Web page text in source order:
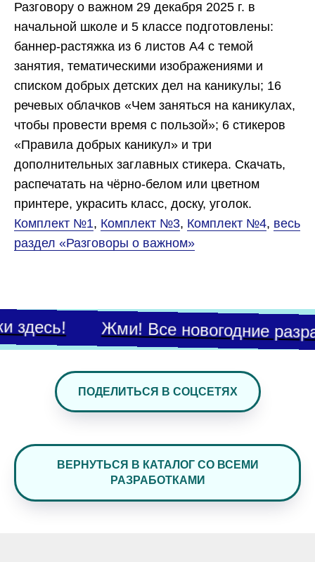
Разговору о важном 29 декабря 2025 г. в
начальной школе и 5 классе подготовлены:
баннер-растяжка из 6 листов А4 с темой
занятия, тематическими изображениями и
списком добрых детских дел на каникулы; 16
речевых облачков «Чем заняться на каникулах,
чтобы провести время с пользой»; 6 стикеров
«Правила добрых каникул» и три
дополнительных заглавных стикера. Скачать,
распечатать на чёрно-белом или цветном
принтере, украсить класс, доску, уголок.
Комплект №1, Комплект №3, Комплект №4, весь
раздел «Разговоры о важном»
здесь! Жми! Все новогодние
ПОДЕЛИТЬСЯ В СОЦСЕТЯХ
ВЕРНУТЬСЯ В КАТАЛОГ СО ВСЕМИ
РАЗРАБОТКАМИ